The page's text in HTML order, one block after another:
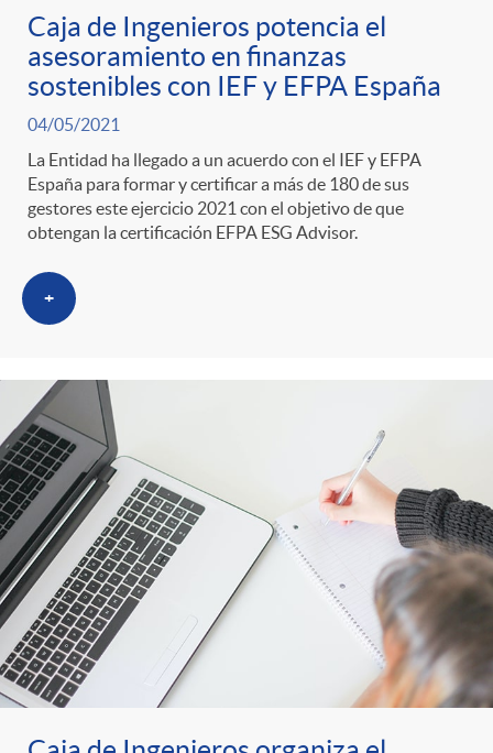
Caja de Ingenieros potencia el
asesoramiento en finanzas
sostenibles con IEF y EFPA España
04/05/2021
La Entidad ha llegado a un acuerdo con el IEF y EFPA
España para formar y certificar a más de 180 de sus
gestores este ejercicio 2021 con el objetivo de que
obtengan la certificación EFPA ESG Advisor.
+